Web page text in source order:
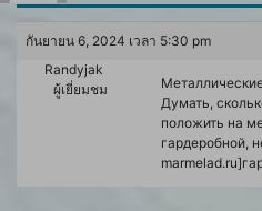
กันยายน 6, 2024 เวลา 5:30 pm
Randyjak
ผู้เยี่ยมชม
Думать,
положить на
гардеробной,